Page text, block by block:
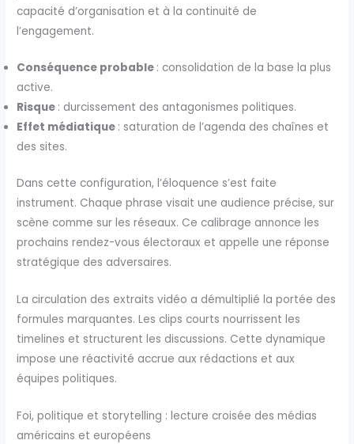
capacité d’organisation et à la continuité de
l’engagement.
Conséquence probable : consolidation de la base la plus
active.
Risque : durcissement des antagonismes politiques.
Effet médiatique : saturation de l’agenda des chaînes et
des sites.
Dans cette configuration, l’éloquence s’est faite
instrument. Chaque phrase visait une audience précise, sur
scène comme sur les réseaux. Ce calibrage annonce les
prochains rendez-vous électoraux et appelle une réponse
stratégique des adversaires.
La circulation des extraits vidéo a démultiplié la portée des
formules marquantes. Les clips courts nourrissent les
timelines et structurent les discussions. Cette dynamique
impose une réactivité accrue aux rédactions et aux
équipes politiques.
Foi, politique et storytelling : lecture croisée des médias
américains et européens